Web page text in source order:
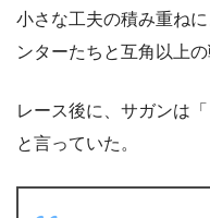
小さな工夫の積み重ね
ンターたちと互角以上
レース後に、サガンは
と言っていた。